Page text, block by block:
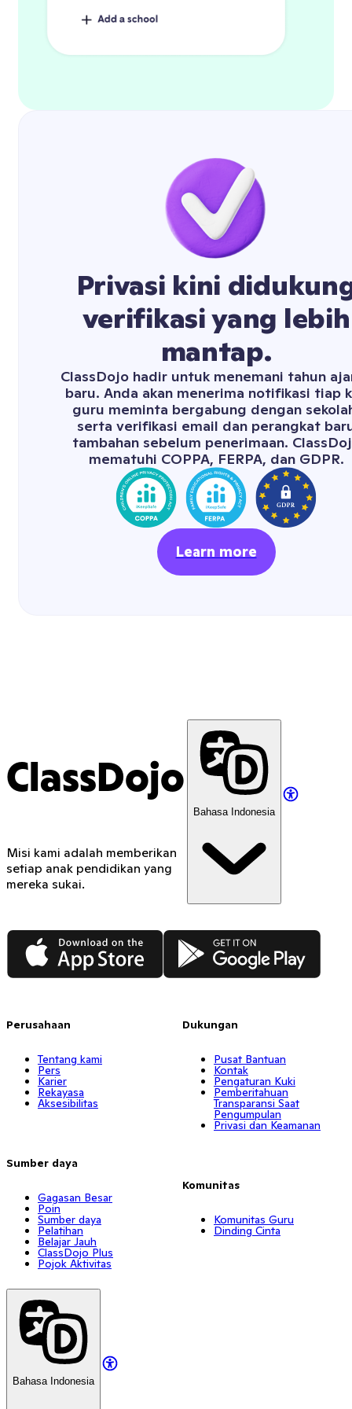
Privasi kini
verifikasi yang lebih
mantap.
ClassDojo hadir untuk menemani tahun
baru. Anda akan menerima notifikasi tiap
guru meminta bergabung dengan
serta verifikasi email dan perangkat
tambahan sebelum penerimaan.
mematuhi COPPA, FERPA, dan GDPR.
Learn more
ClassDojo
Misi kami adalah memberikan
setiap anak pendidikan yang
mereka sukai.
Bahasa Indonesia
App Store Google Play
Perusahaan
Tentang kami
Pers
Karier
Rekayasa
Aksesibilitas
Sumber daya
Gagasan Besar
Poin
Sumber daya
Pelatihan
Belajar Jauh
ClassDojo Plus
Pojok Aktivitas
Dukungan
Pusat Bantuan
Kontak
Pengaturan Kuki
Pemberitahuan
Transparansi Saat
Pengumpulan
Privasi dan Keamanan
Komunitas
Komunitas Guru
Dinding Cinta
Bahasa Indonesia